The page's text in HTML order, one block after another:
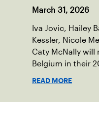
March 31, 2026
Iva Jovic, Hailey
Kessler, Nicole
Caty McNally will
Belgium in their
READ MORE